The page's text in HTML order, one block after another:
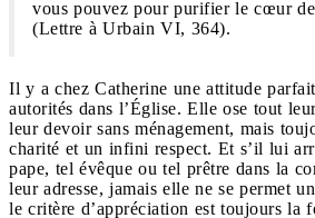
vous pouvez pour purifier le cœur
(Lettre à Urbain VI, 364).
Il y a chez Catherine une attitude
autorités dans l’Église. Elle ose tout
leur devoir sans ménagement, mais
charité et un infini respect. Et s’il lui
pape, tel évêque ou tel prêtre dans la
leur adresse, jamais elle ne se permet
le critère d’appréciation est toujours la